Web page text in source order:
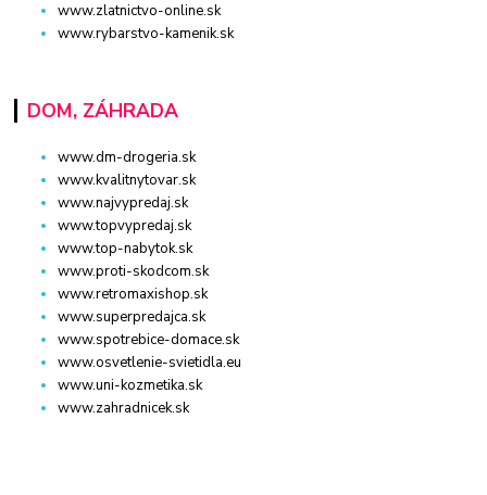
www.zlatnictvo-online.sk
www.rybarstvo-kamenik.sk
DOM, ZÁHRADA
www.dm-drogeria.sk
www.kvalitnytovar.sk
www.najvypredaj.sk
www.topvypredaj.sk
www.top-nabytok.sk
www.proti-skodcom.sk
www.retromaxishop.sk
www.superpredajca.sk
www.spotrebice-domace.sk
www.osvetlenie-svietidla.eu
www.uni-kozmetika.sk
www.zahradnicek.sk